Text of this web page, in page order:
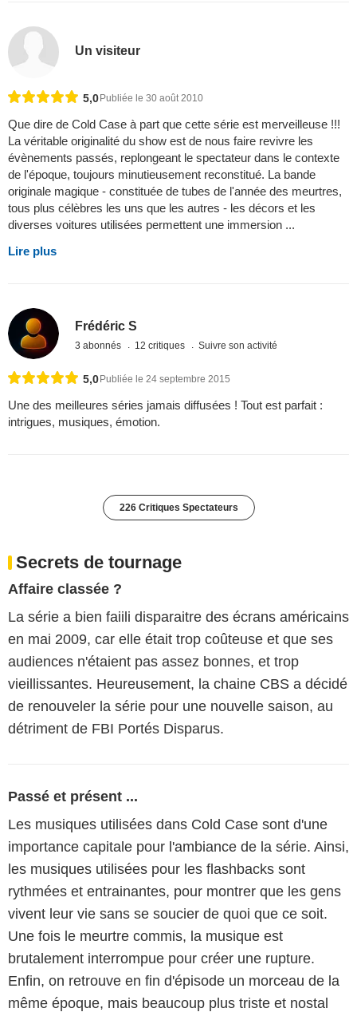
Un visiteur
5,0Publiée le 30 août 2010
Que dire de Cold Case à part que cette série est merveilleuse !!!
La véritable originalité du show est de nous faire revivre les
évènements passés, replongeant le spectateur dans le contexte
de l'époque, toujours minutieusement reconstitué. La bande
originale magique - constituée de tubes de l'année des meurtres,
tous plus célèbres les uns que les autres - les décors et les
diverses voitures utilisées permettent une immersion ...
Lire plus
Frédéric S
3 abonnés 12 critiques Suivre son activité
5,0Publiée le 24 septembre 2015
Une des meilleures séries jamais diffusées ! Tout est parfait :
intrigues, musiques, émotion.
226 Critiques Spectateurs
Secrets de tournage
Affaire classée ?
La série a bien faiili disparaitre des écrans américains
en mai 2009, car elle était trop coûteuse et que ses
audiences n'étaient pas assez bonnes, et trop
vieillissantes. Heureusement, la chaine CBS a décidé
de renouveler la série pour une nouvelle saison, au
détriment de FBI Portés Disparus.
Passé et présent ...
Les musiques utilisées dans Cold Case sont d'une
importance capitale pour l'ambiance de la série. Ainsi,
les musiques utilisées pour les flashbacks sont
rythmées et entrainantes, pour montrer que les gens
vivent leur vie sans se soucier de quoi que ce soit.
Une fois le meurtre commis, la musique est
brutalement interrompue pour créer une rupture.
Enfin, on retrouve en fin d'épisode un morceau de la
même époque, mais beaucoup plus triste et nostal